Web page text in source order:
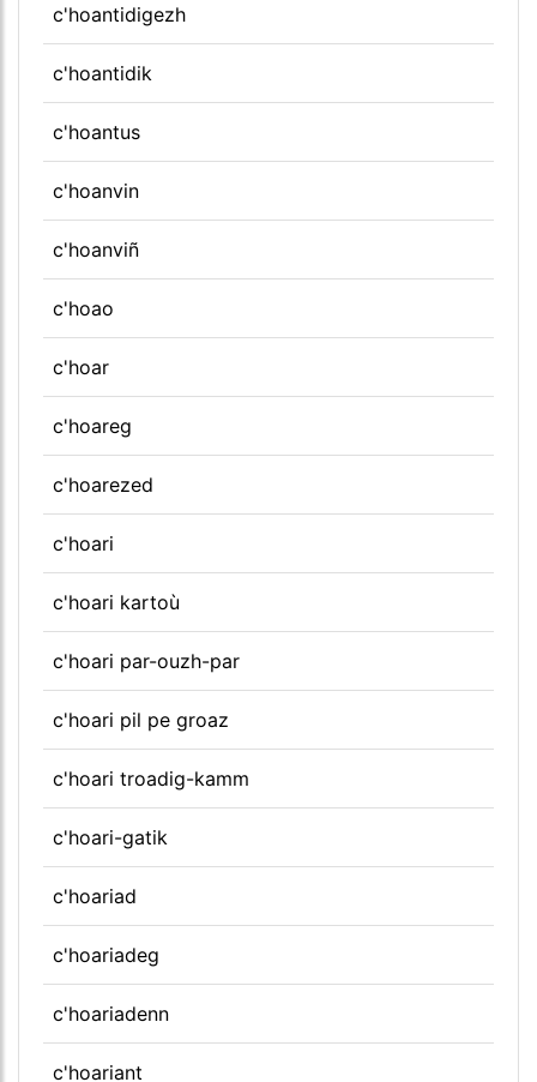
c'hoantidigezh
c'hoantidik
c'hoantus
c'hoanvin
c'hoanviñ
c'hoao
c'hoar
c'hoareg
c'hoarezed
c'hoari
c'hoari kartoù
c'hoari par-ouzh-par
c'hoari pil pe groaz
c'hoari troadig-kamm
c'hoari-gatik
c'hoariad
c'hoariadeg
c'hoariadenn
c'hoariant